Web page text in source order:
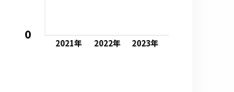
2021年 2022年 2023年
0